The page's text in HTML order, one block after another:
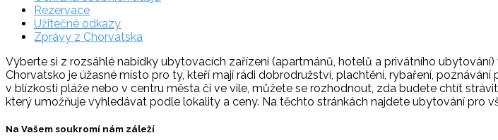
Rezervace
Užitečné odkazy
Zprávy z Chorvatska
Vyberte si z rozsáhlé nabídky ubytovacích zařízení (apartmánů, hotelů a privátního
Chorvatsko je úžasné místo pro ty, kteří mají rádi dobrodružství, plachtění, rybaření,
v blízkosti pláže nebo v centru města či ve vile, můžete se rozhodnout, zda budete chtít
který umožňuje vyhledávat podle lokality a ceny. Na těchto stránkách najdete ubytování pro
Na Vašem soukromí nám záleží